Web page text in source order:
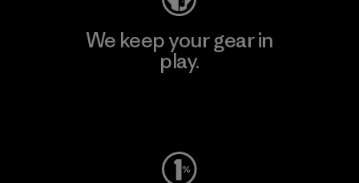
We keep your gear in
play.